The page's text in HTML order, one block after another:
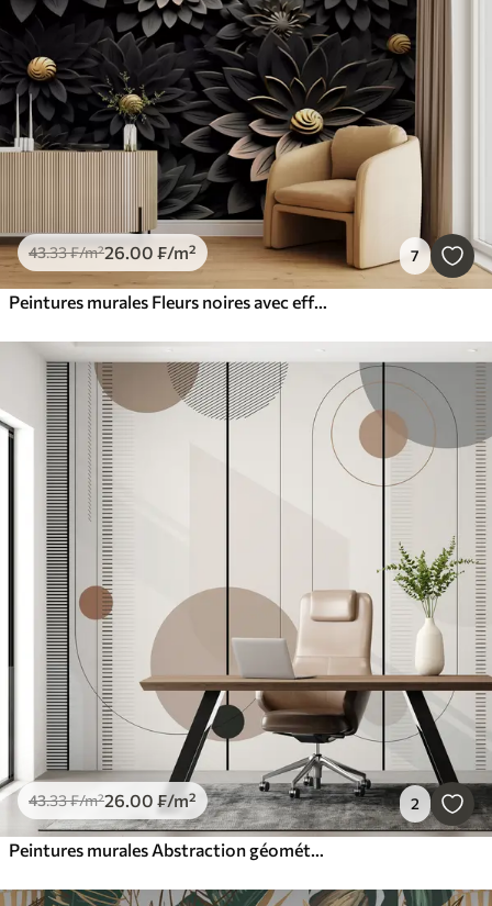
43.33₣/m²26.00 ₣/m² 7
Peintures murales Fleurs noires avec effet 3D
43.33₣/m²26.00 ₣/m² 2
Peintures murales Abstraction géométrique